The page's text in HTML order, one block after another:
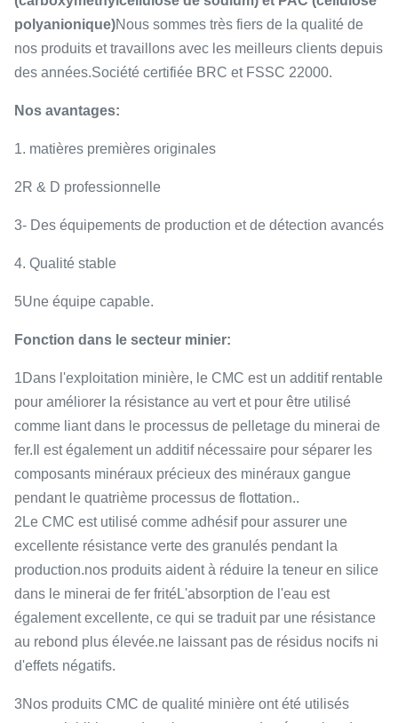
polyanionique)Nous sommes très fiers de la qualité de
nos produits et travaillons avec les meilleurs clients depuis
des années.Société certifiée BRC et FSSC 22000.
Nos avantages:
1. matières premières originales
2R & D professionnelle
3- Des équipements de production et de détection avancés
4. Qualité stable
5Une équipe capable.
Fonction dans le secteur minier:
1Dans l'exploitation minière, le CMC est un additif rentable
pour améliorer la résistance au vert et pour être utilisé
comme liant dans le processus de pelletage du minerai de
fer.Il est également un additif nécessaire pour séparer les
composants minéraux précieux des minéraux gangue
pendant le quatrième processus de flottation..
2Le CMC est utilisé comme adhésif pour assurer une
excellente résistance verte des granulés pendant la
production.nos produits aident à réduire la teneur en silice
dans le minerai de fer fritéL'absorption de l'eau est
également excellente, ce qui se traduit par une résistance
au rebond plus élevée.ne laissant pas de résidus nocifs ni
d'effets négatifs.
3Nos produits CMC de qualité minière ont été utilisés